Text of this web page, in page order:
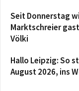
Seit Donnerstag
Marktschreier
Völki
Hallo Leipzig: So
August 2026, ins